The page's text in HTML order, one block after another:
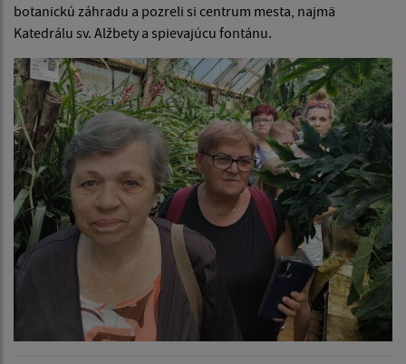
botanickú záhradu a pozreli si centrum mesta, najmä
Katedrálu sv. Alžbety a spievajúcu fontánu.